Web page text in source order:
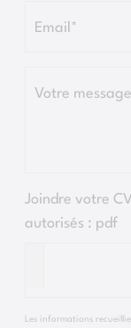
Email*
Votre
Joindre votre
autorisés : pdf
Les informations